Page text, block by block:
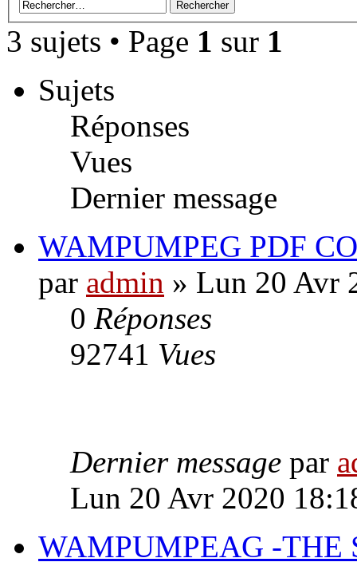
3 sujets • Page 1 sur 1
Sujets
Réponses
Vues
Dernier message
WAMPUMPEG PDF
par admin » Lun 20 Avr
0 Réponses
92741 Vues
Dernier message par
Lun 20 Avr 2020
WAMPUMPEAG -THE